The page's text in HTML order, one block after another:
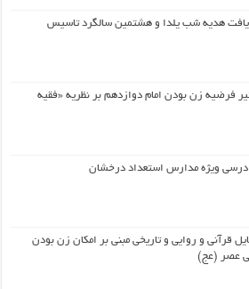
هدیه شب یلدا و هشتمین سالگرد تاسیس
فرضیه زن بودن امام دوازدهم بر نظریه «فقیه
درسی ویژه مدارس استعداد درخشان
قرآنی و روایی و تاریخی مبنی بر امکان زن بودن
عصر (عج)